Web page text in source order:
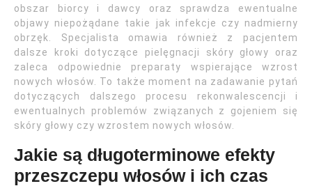
obszar biorcy i dawcy oraz sprawdza ewentualne
objawy niepożądane takie jak infekcje czy nadmierny
obrzęk. Specjalista omawia również z pacjentem
dalsze kroki dotyczące pielęgnacji skóry głowy oraz
zaleca odpowiednie preparaty wspierające wzrost
nowych włosów. To także moment na zadawanie pytań
dotyczących dalszego procesu rekonwalescencji i
ewentualnych problemów związanych z gojeniem się
skóry głowy czy wzrostem nowych włosów.
Jakie są długoterminowe efekty
przeszczepu włosów i ich czas